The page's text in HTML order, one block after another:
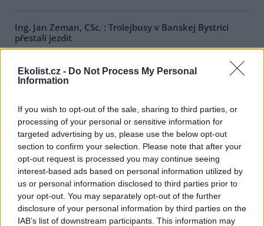
Ekolist.cz - Do Not Process My Personal
Information
If you wish to opt-out of the sale, sharing to third parties, or
processing of your personal or sensitive information for
targeted advertising by us, please use the below opt-out
section to confirm your selection. Please note that after your
opt-out request is processed you may continue seeing
interest-based ads based on personal information utilized by
us or personal information disclosed to third parties prior to
your opt-out. You may separately opt-out of the further
disclosure of your personal information by third parties on the
IAB’s list of downstream participants. This information may
Ing. Jan Zeman, CSc. : Trolejbusy v Banskej Bystrici
přestali jezdit
9.1.2006
rozjely poprvé trolejbusy. Prostředky veřejné dopravy, které
neobtěžují okolí hlukem a emisemi. Stalo se tak na jaře 1989.
donedávna netušil, že 31.12.2005 vyjedou naposled.
Petra Kušková: Bio nemusí být eko
13.12.2005
Je jistě dobré usilovat o soulad s přírodou. Vzhledem k tomu, že
jsme všichni spotřebitelé a spotřeba je v současné době odborníky
považována za hlavní hnací sílu zátěže přírody, máme každý široké
pole působnosti, jak se s touto otázkou vypořádávat –
rozhodneme-li se tak. Každý musí jíst, a zdá se proto jednoduché
začít u jídla.